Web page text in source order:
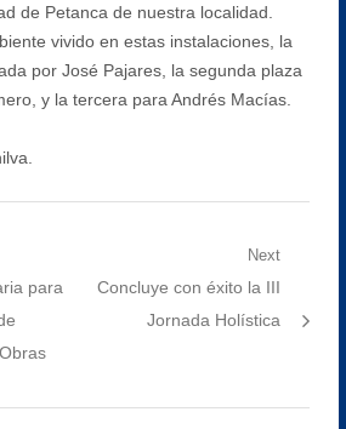
de Petanca de nuestra localidad.
vivido en estas instalaciones, la
por José Pajares, la segunda plaza
y la tercera para Andrés Macías.
para
Next
Next
Concluye con éxito la III
Jornada Holística